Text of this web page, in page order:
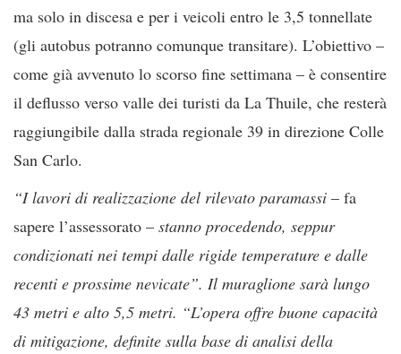
ma solo in discesa e per i veicoli entro le 3,5 tonnellate
(gli autobus potranno comunque transitare). L’obiettivo –
come già avvenuto lo scorso fine settimana – è consentire
il deflusso verso valle dei turisti da La Thuile, che resterà
raggiungibile dalla strada regionale 39 in direzione Colle
San Carlo.
“I lavori di realizzazione del rilevato paramassi – fa
sapere l’assessorato – stanno procedendo, seppur
condizionati nei tempi dalle rigide temperature e dalle
recenti e prossime nevicate”. Il muraglione sarà lungo
43 metri e alto 5,5 metri. “L’opera offre buone capacità
di mitigazione, definite sulla base di analisi della